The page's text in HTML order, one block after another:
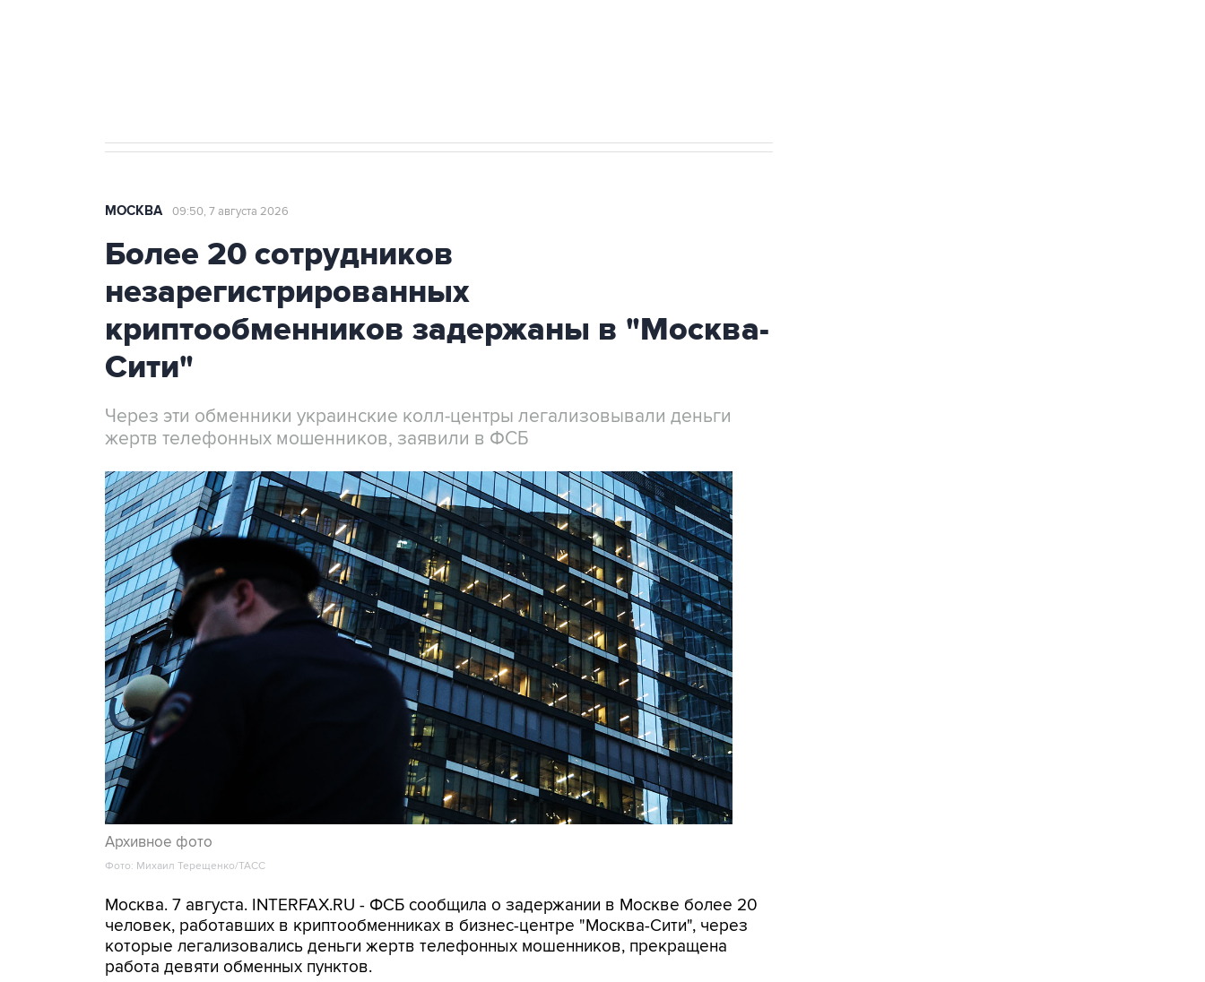
МОСКВА 09:50, 7 августа 2026
Более 20 сотрудников
незарегистрированных
криптообменников задержаны в "Москва-
Сити"
Через эти обменники украинские колл-центры легализовывали деньги
жертв телефонных мошенников, заявили в ФСБ
Архивное фото
Фото: Михаил Терещенко/ТАСС
Москва. 7 августа. INTERFAX.RU - ФСБ сообщила о задержании в Москве более 20
человек, работавших в криптообменниках в бизнес-центре "Москва-Сити", через
которые легализовались деньги жертв телефонных мошенников, прекращена
работа девяти обменных пунктов.